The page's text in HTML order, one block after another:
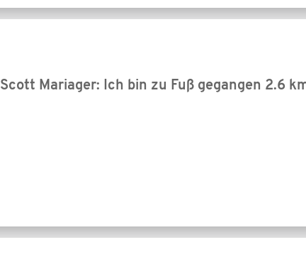
Scott Mariager: Ich bin zu Fuß gegangen 2.6